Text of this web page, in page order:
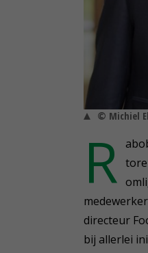
© Michiel
R
directeur
bij allerlei